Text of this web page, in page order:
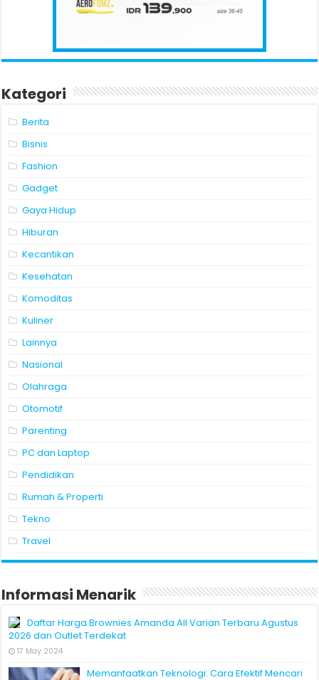
Kategori
Berita
Bisnis
Fashion
Gadget
Gaya Hidup
Hiburan
Kecantikan
Kesehatan
Komoditas
Kuliner
Lainnya
Nasional
Olahraga
Otomotif
Parenting
PC dan Laptop
Pendidikan
Rumah & Properti
Tekno
Travel
Informasi Menarik
Daftar Harga Brownies Amanda All Varian Terbaru Agustus
2026 dan Outlet Terdekat
17 May 2024
Memanfaatkan Teknologi: Cara Efektif Mencari